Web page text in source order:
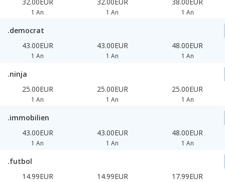
1 An 1 An 1 An
.democrat
43.00EUR
1 An
43.00EUR
1 An
48.00EUR
1 An
.ninja
25.00EUR
1 An
25.00EUR
1 An
25.00EUR
1 An
.immobilien
43.00EUR
1 An
43.00EUR
1 An
48.00EUR
1 An
.futbol
14.99EUR
14.99EUR 17.99EUR